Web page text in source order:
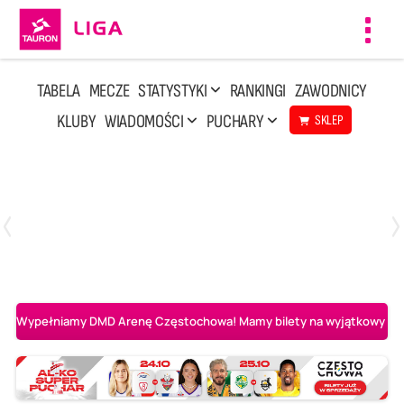
TABELA MECZE STATYSTYKI RANKINGI ZAWODNICY
KLUBY WIADOMOŚCI PUCHARY SKLEP
Wypełniamy DMD Arenę Częstochowa! Mamy bilety na wyjątkowy